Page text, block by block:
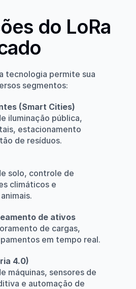
do LoRa
tecnologia permite sua
segmentos:
(Smart Cities)
iluminação pública,
estacionamento
de resíduos.
solo, controle de
climáticos e
de ativos
de cargas,
em tempo real.
4.0)
máquinas, sensores de
e automação de